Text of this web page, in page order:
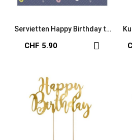
Servietten Happy Birthday to
CHF 5.90